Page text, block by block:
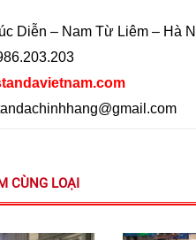
Diễn – Nam Từ Liêm – Hà
CÙNG LOẠI